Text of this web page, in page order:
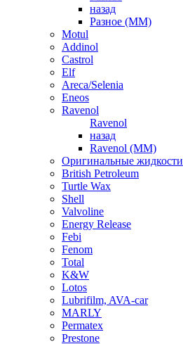
назад
Разное (ММ)
Motul
Addinol
Castrol
Elf
Areca/Selenia
Eneos
Ravenol
Ravenol
назад
Ravenol (ММ)
Оригинальные жидкости
British Petroleum
Turtle Wax
Shell
Valvoline
Energy Release
Febi
Fenom
Total
K&W
Lotos
Lubrifilm, AVA-car
MARLY
Permatex
Prestone